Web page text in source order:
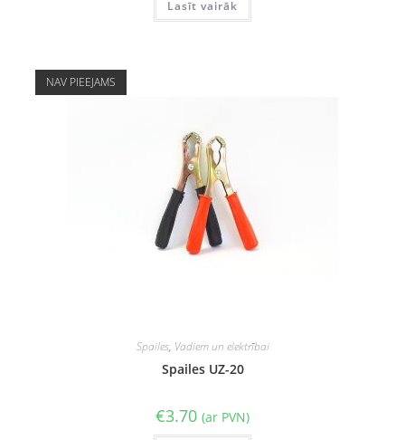
Lasīt vairāk
NAV PIEEJAMS
Spailes, Vadiem un elektrībai
Spailes UZ-20
€3.70 (ar PVN)